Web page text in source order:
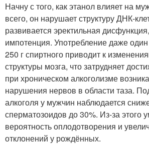
Начну с того, как этанол влияет на
всего, он нарушает структуру ДНК-
развивается эректильная
импотенция. Употребление даже
250 г спиртного приводит к
структуры мозга, что затрудняет
при хроническом алкоголизме
нарушения нервов в области таза.
алкоголя у мужчин наблюдается
сперматозоидов до 30%. Из-за этого
вероятность оплодотворения и
отклонений у рождённых.